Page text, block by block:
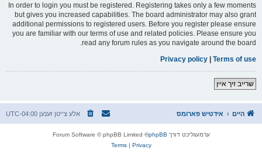
In order to login you must be registered. Registering takes only a few moments
but gives you increased capabilities. The board administrator may also grant
additional permissions to registered users. Before you register please ensure
you are familiar with our terms of use and related policies. Please ensure you
read any forum rules as you navigate around the board.
Terms of use
|
Privacy policy
שרייב זיך איין
היים אידטיש פארומס אלע צייטן זענען UTC-04:00
ערמעגליכט דורך phpBB
® Forum Software © phpBB Limited
Privacy
|
Terms